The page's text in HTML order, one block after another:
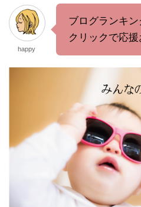
happy
ブログランキン
クリックで応援